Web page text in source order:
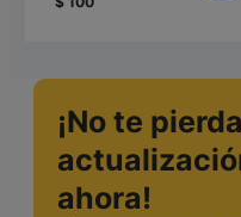
de
¡No te
ahora!